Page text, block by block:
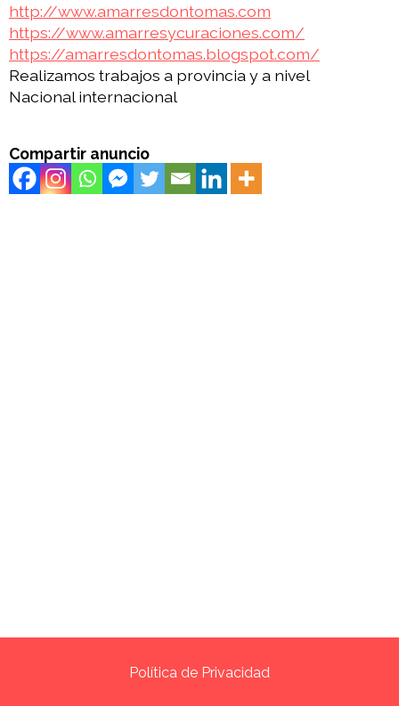
http://www.amarresdontomas.com
https://www.amarresycuraciones.com/
https://amarresdontomas.blogspot.com/
Realizamos trabajos a provincia y a nivel
Nacional internacional
Compartir anuncio
Política de Privacidad